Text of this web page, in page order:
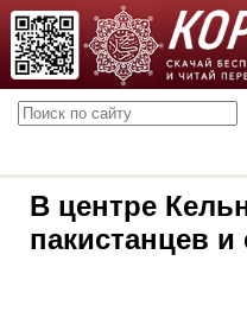
В центре
пакистанцев